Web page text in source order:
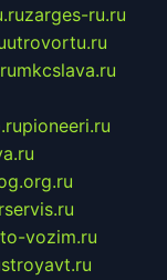
zarges-ru.ru
utrovortu.ru
mkcslava.ru
pioneeri.ru
vozim.ru
stroyavt.ru